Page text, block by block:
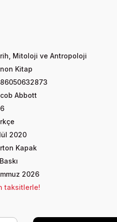
Mitoloji ve Antropoloji
Kitap
Abbott
2020
Kapak
2026
taksitlerle!